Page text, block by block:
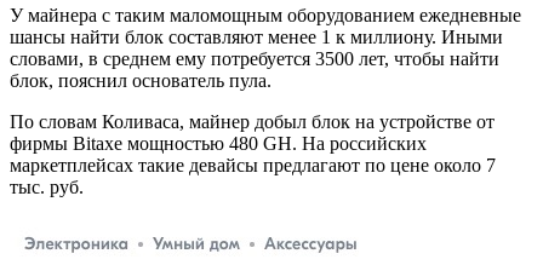
У майнера с таким маломощным оборудованием ежедневные
шансы найти блок составляют менее 1 к миллиону. Иными
словами, в среднем ему потребуется 3500 лет, чтобы найти
блок, пояснил основатель пула.
По словам Коливаса, майнер добыл блок на устройстве от
фирмы Bitaxe мощностью 480 GH. На российских
маркетплейсах такие девайсы предлагают по цене около 7
тыс. руб.